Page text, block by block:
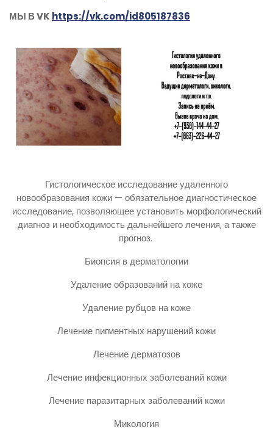
МЫ В VK https://vk.com/id805187836
Гистологическое исследование удаленного
новообразования кожи — обязательное диагностическое
исследование, позволяющее установить морфологический
диагноз и необходимость дальнейшего лечения, а также
прогноз.
Биопсия в дерматологии
Удаление образований на коже
Удаление рубцов на коже
Лечение пигментных нарушений кожи
Лечение дерматозов
Лечение инфекционных заболеваний кожи
Лечение паразитарных заболеваний кожи
Микология